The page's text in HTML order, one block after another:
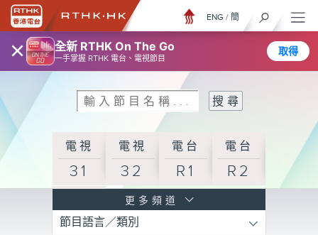
× 全新 RTHK On The Go
一手掌握 RTHK 電台、電視節目
取得
ENG / 簡
電視
31
電視
32
電台
R1
電台
R2
R3
更多頻道
節目語言／類別